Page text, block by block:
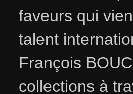
faveurs qui
talent
François
collections à